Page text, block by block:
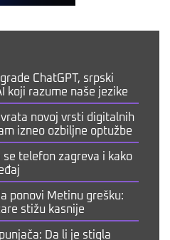
ChatGPT, srpski
koji razume naše jezike
vrata novoj vrsti digitalnih
izneo ozbiljne optužbe
se telefon zagreva i kako
ponovi Metinu grešku:
stižu kasnije
Da li je stigla